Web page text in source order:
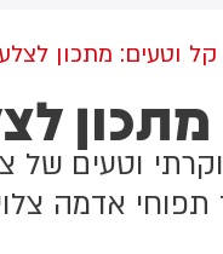
קל וטעים: מתכון
וטעים
אדמה